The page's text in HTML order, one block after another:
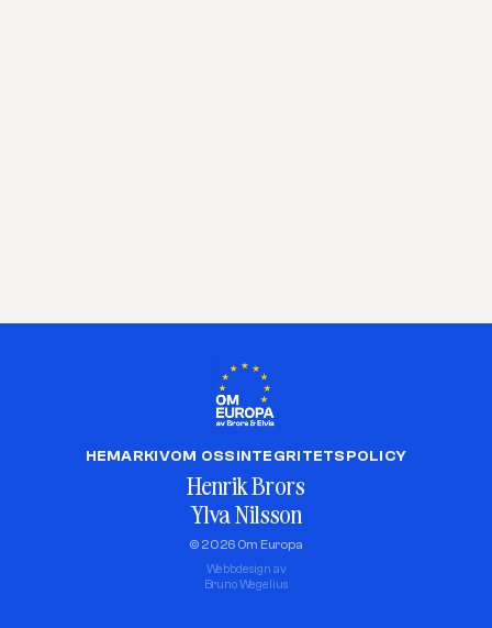
HEMARKIVOM OSSINTEGRITETSPOLICY
Henrik Brors
Ylva Nilsson
© 2026 Om Europa
Webbdesign av
Bruno Wegelius